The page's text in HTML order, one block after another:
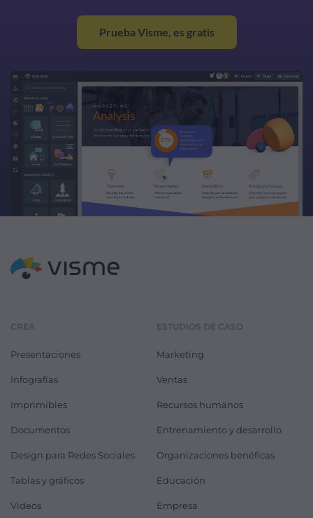
Prueba Visme, es gratis
CREA
Presentaciones
Infografías
Imprimibles
Documentos
Design para Redes Sociales
Tablas y gráficos
Videos
ESTUDIOS DE CASO
Marketing
Ventas
Recursos humanos
Entrenamiento y desarrollo
Organizaciones benéficas
Educación
Empresa